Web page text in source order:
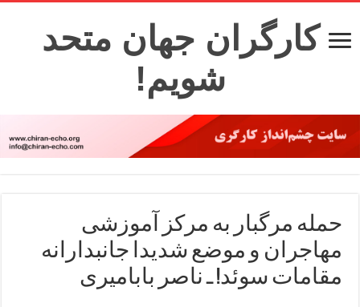
کارگران جهان متحد
شویم!
حمله مرگبار به مرکز آموزشی
مهاجران و موضع شدیدا جانبدارانه
مقامات سوئد! ـ ناصر بابامیری